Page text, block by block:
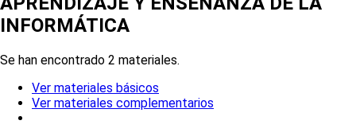
INFORMÁTICA
Se han encontrado 2 materiales.
Ver materiales básicos
Ver materiales complementarios